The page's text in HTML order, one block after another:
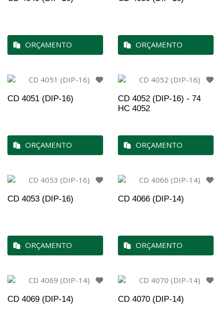
ORÇAMENTO ORÇAMENTO
CD 4051 (DIP-16)
ORÇAMENTO
CD 4052 (DIP-16) - 74
HC 4052
ORÇAMENTO
CD 4053 (DIP-16)
ORÇAMENTO
CD 4066 (DIP-14)
ORÇAMENTO
CD 4069 (DIP-14) CD 4070 (DIP-14)